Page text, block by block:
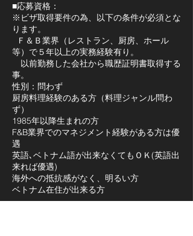
■応募資格：
※ビザ取得要件の為、以下の条件が必須とな
ります。
Ｆ＆Ｂ業界（レストラン、厨房、ホール
等）で５年以上の実務経験有り。
以前勤務した会社から職歴証明書取得する
事。
性別：問わず
厨房料理経験のある方（料理ジャンル問わ
ず）
1985年以降生まれの方
F&B業界でのマネジメント経験がある方は優
遇
英語､ベトナム語が出来なくてもＯＫ(英語出
来れば優遇)
海外への抵抗感がなく、明るい方
ベトナム在住が出来る方